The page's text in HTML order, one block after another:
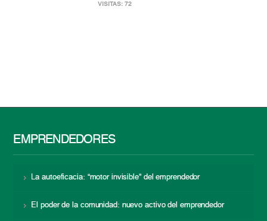
VISITAS: 72
EMPRENDEDORES
La autoeficacia: “motor invisible” del emprendedor
El poder de la comunidad: nuevo activo del emprendedor